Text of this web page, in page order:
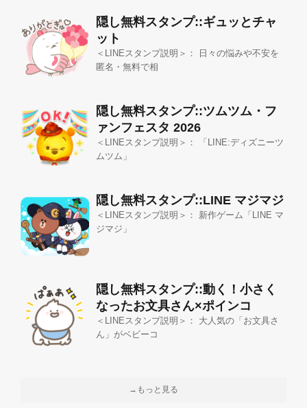
隠し無料スタンプ::ギュッとチャ
ット
＜LINEスタンプ説明＞： 日々の悩みや不安を
匿名・無料で相
隠し無料スタンプ::ツムツム・フ
ァンフェスタ 2026
＜LINEスタンプ説明＞： 「LINE:ディズニーツ
ムツム」
隠し無料スタンプ::LINE マジマジ
＜LINEスタンプ説明＞： 新作ゲーム「LINE マ
ジマジ」
隠し無料スタンプ::動く！小さく
なったお文具さん×ポインコ
＜LINEスタンプ説明＞： 大人気の「お文具さ
ん」がベビーコ
→もっと見る